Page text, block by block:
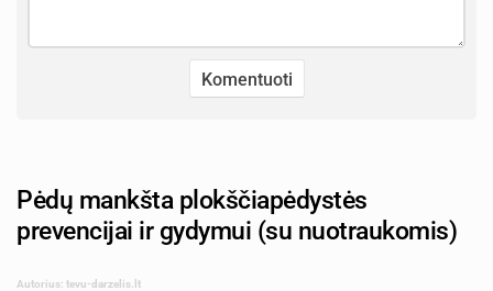
Pėdų mankšta plokščiapėdystės
prevencijai ir gydymui (su nuotraukomis)
Autorius: tevu-darzelis.lt